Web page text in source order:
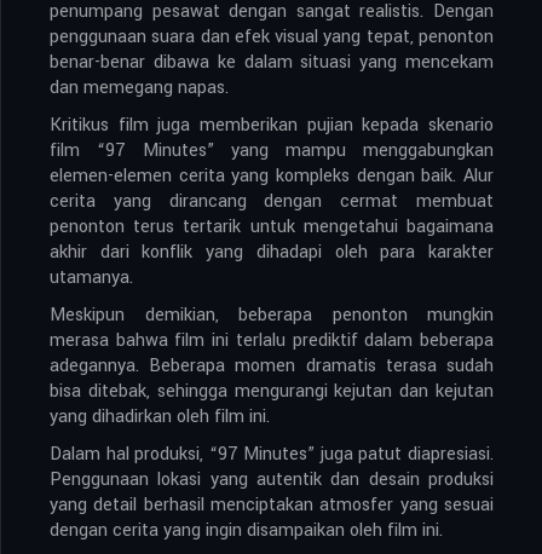
penumpang pesawat dengan sangat realistis. Dengan
penggunaan suara dan efek visual yang tepat, penonton
benar-benar dibawa ke dalam situasi yang mencekam
dan memegang napas.
Kritikus film juga memberikan pujian kepada skenario
film “97 Minutes” yang mampu menggabungkan
elemen-elemen cerita yang kompleks dengan baik. Alur
cerita yang dirancang dengan cermat membuat
penonton terus tertarik untuk mengetahui bagaimana
akhir dari konflik yang dihadapi oleh para karakter
utamanya.
Meskipun demikian, beberapa penonton mungkin
merasa bahwa film ini terlalu prediktif dalam beberapa
adegannya. Beberapa momen dramatis terasa sudah
bisa ditebak, sehingga mengurangi kejutan dan kejutan
yang dihadirkan oleh film ini.
Dalam hal produksi, “97 Minutes” juga patut diapresiasi.
Penggunaan lokasi yang autentik dan desain produksi
yang detail berhasil menciptakan atmosfer yang sesuai
dengan cerita yang ingin disampaikan oleh film ini.